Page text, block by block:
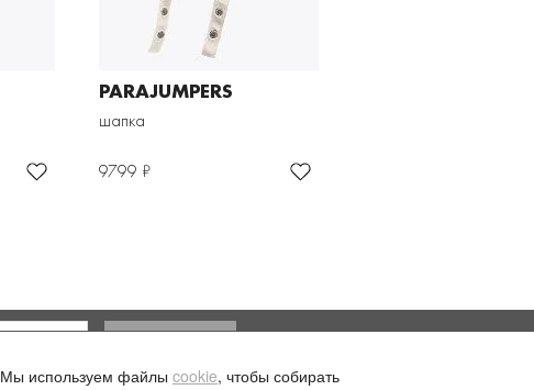
PARAJUMPERS
шапка
9799 ₽
Мы используем файлы cookie, чтобы собирать